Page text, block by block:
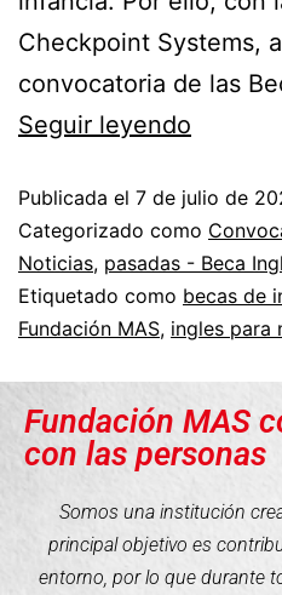
Checkpoint Systems,
convocatoria de las
Seguir leyendo
Publicada el 7 de julio de
Categorizado como
Noticias, pasadas - Beca
Etiquetado como becas de
Fundación MAS, ingles para
Fundación MAS
con las personas
Somos una institución
principal objetivo es
entorno, por lo que durante